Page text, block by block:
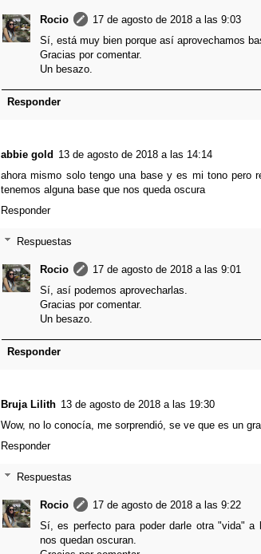
Rocio
17 de agosto de 2018 a las 9:03
Sí, está muy bien porque así aprovechamos
Gracias por comentar.
Un besazo.
Responder
abbie gold 13 de agosto de 2018 a las 14:14
ahora mismo solo tengo una base y es mi tono pero
tenemos alguna base que nos queda oscura
Responder
Respuestas
Rocio
17 de agosto de 2018 a las 9:01
Sí, así podemos aprovecharlas.
Gracias por comentar.
Un besazo.
Responder
Bruja Lilith 13 de agosto de 2018 a las 19:30
Wow, no lo conocía, me sorprendió, se ve que es un
Responder
Respuestas
Rocio
17 de agosto de 2018 a las 9:22
Sí, es perfecto para poder darle otra "vida" a
nos quedan oscuran.